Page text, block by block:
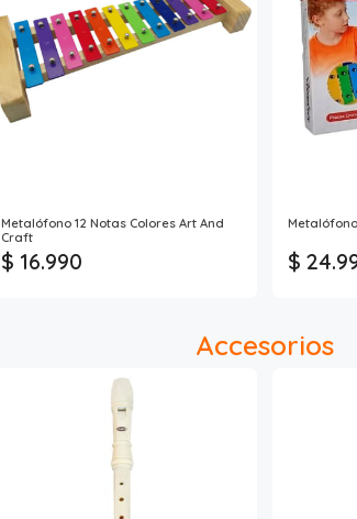
Metalófono 12 Notas Colores Art And
Craft
$ 16.990 $
Accesorios